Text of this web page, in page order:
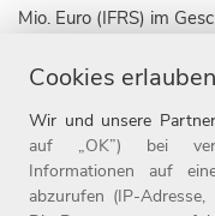
Mio. Euro (IFRS) im
den führenden textilen
Zielgruppe 50plus. Die
acht Marken in elf
Marke WITT WEIDEN,
Witt-Gruppe ist mit
Cookies
Wir und unsere Partner
auf „OK”) bei
Informationen auf
abzurufen (IP-